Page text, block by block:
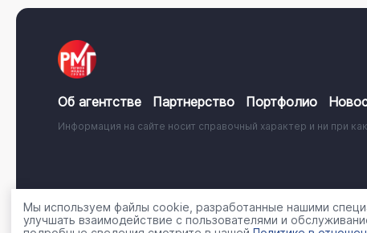
Об агентстве Партнерство Портфолио
Информация на сайте носит справочный характер и ни при
© 2001 - 2026, ООО «Регион Медиа Групп» Политика
Мы используем файлы cookie, разработанные нашими
улучшать взаимодействие с пользователями и